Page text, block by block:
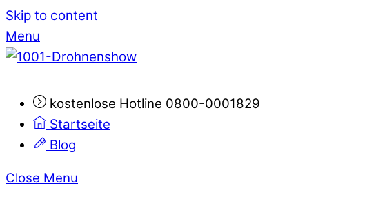
Skip to content
Menu
kostenlose Hotline 0800-0001829
Startseite
Blog
Close Menu